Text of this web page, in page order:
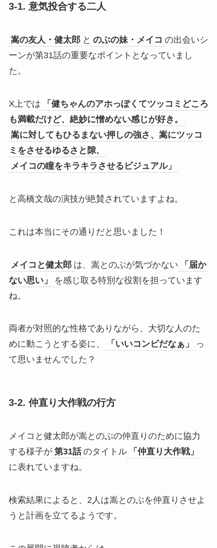
3-1. 意気投合する二人
嵩の友人・健太郎 と のぶの妹・メイコ の出会いシ
ーンが第31話の重要なポイントとなっていまし
た。
X上では
「健ちゃんのアホっぽくてツッコミどころ
も満載だけど、絶妙に憎めない感じが好き。
嵩に対してもひるまない押しの強さ、嵩にツッコ
ミをさせるゆるさと隙、
メイコの瞳をキラキラさせるビジュアル」
と高橋文哉の演技が絶賛されていますよね。
これは本当にその通りだと思いました！
メイコと健太郎 は、嵩とのぶが気づかない
「届か
ない思い」
を感じ取る特別な役割を担っています
ね。
両者が対照的な性格でありながら、大切な人のた
めに動こうとする姿に、
「いいコンビだなぁ」
っ
て思いませんでした？
3-2. 仲直り大作戦の行方
メイコと健太郎が嵩とのぶの仲直りのために協力
する様子が 第31話 のタイトル
「仲直り大作戦」
に表れていますね。
検索結果によると、2人は嵩とのぶを仲直りさせよ
うと計画を立てるようです。